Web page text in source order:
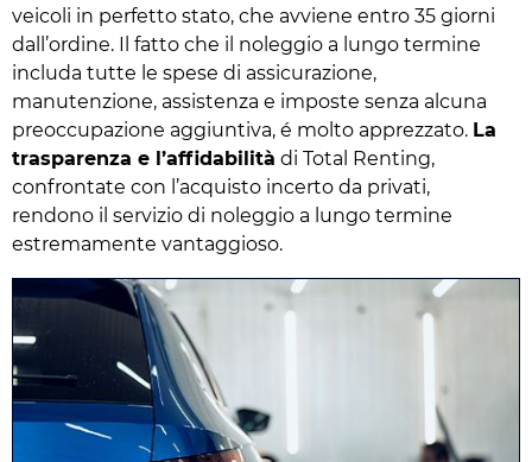
veicoli in perfetto stato, che avviene entro 35 giorni
dall’ordine. Il fatto che il noleggio a lungo termine
includa tutte le spese di assicurazione,
manutenzione, assistenza e imposte senza alcuna
preoccupazione aggiuntiva, é molto apprezzato. La
trasparenza e l’affidabilità di Total Renting,
confrontate con l’acquisto incerto da privati,
rendono il servizio di noleggio a lungo termine
estremamente vantaggioso.